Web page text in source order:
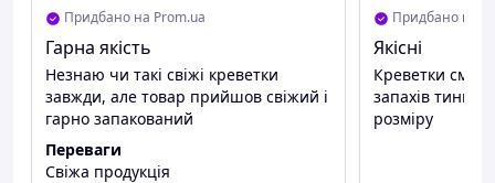
Придбано на Prom.ua
Гарна якість
Незнаю чи такі свіжі креветки
завжди, але товар прийшов свіжий і
гарно запакований
Переваги
Свіжа продукція
Придбано на
Якісні
Креветки
запахів тини
розміру